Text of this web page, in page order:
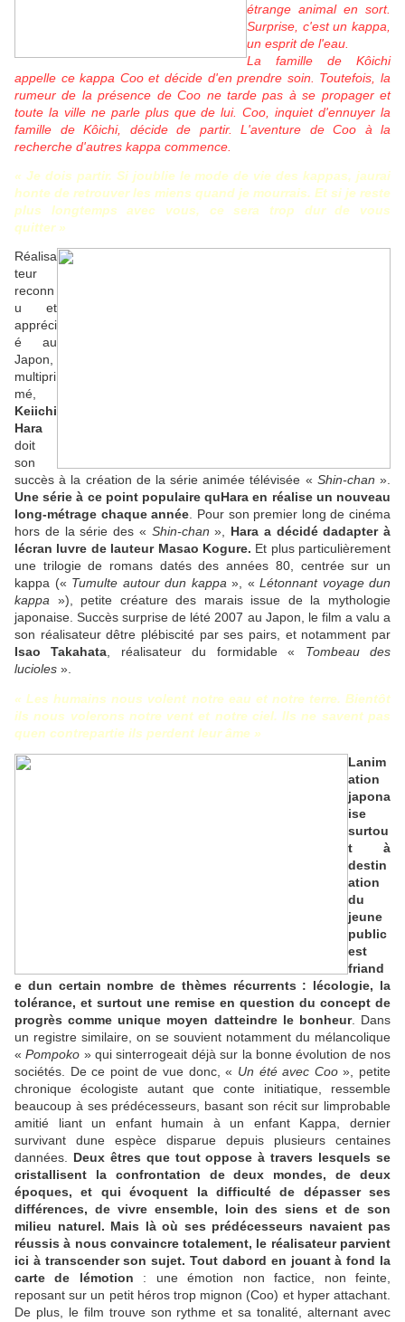
étrange animal en sort.
Surprise, c'est un kappa,
un esprit de l'eau.
La famille de Kôichi
appelle ce kappa Coo et décide d'en prendre soin. Toutefois, la
rumeur de la présence de Coo ne tarde pas à se propager et
toute la ville ne parle plus que de lui. Coo, inquiet d'ennuyer la
famille de Kôichi, décide de partir. L'aventure de Coo à la
recherche d'autres kappa commence.
« Je dois partir. Si joublie le mode de vie des kappas, jaurai
honte de retrouver les miens quand je mourrais. Et si je reste
plus longtemps avec vous, ce sera trop dur de vous
quitter »
Réalisa
teur
reconn
u et
appréci
é au
Japon,
multipri
mé,
Keiichi
Hara
doit
son
succès à la création de la série animée télévisée « Shin-chan ».
Une série à ce point populaire quHara en réalise un nouveau
long-métrage chaque année . Pour son premier long de cinéma
hors de la série des « Shin-chan », Hara a décidé dadapter à
lécran luvre de lauteur Masao Kogure. Et plus particulièrement
une trilogie de romans datés des années 80, centrée sur un
kappa (« Tumulte autour dun kappa », « Létonnant voyage dun
kappa »), petite créature des marais issue de la mythologie
japonaise. Succès surprise de lété 2007 au Japon, le film a valu a
son réalisateur dêtre plébiscité par ses pairs, et notamment par
Isao Takahata , réalisateur du formidable « Tombeau des
lucioles ».
« Les humains nous volent notre eau et notre terre. Bientôt
ils nous volerons notre vent et notre ciel. Ils ne savent pas
quen contrepartie ils perdent leur âme »
Lanim
ation
japona
ise 
surtou
t à
destin
ation
du
jeune
public 
est
friand
e dun certain nombre de thèmes récurrents : lécologie, la
tolérance, et surtout une remise en question du concept de
progrès comme unique moyen datteindre le bonheur. Dans
un registre similaire, on se souvient notamment du mélancolique
«Pompoko » qui sinterrogeait déjà sur la bonne évolution de nos
sociétés. De ce point de vue donc, « Un été avec Coo», petite
chronique écologiste autant que conte initiatique, ressemble
beaucoup à ses prédécesseurs, basant son récit sur limprobable
amitié liant un enfant humain à un enfant Kappa, dernier
survivant dune espèce disparue depuis plusieurs centaines
dannées. Deux êtres que tout oppose à travers lesquels se
cristallisent la confrontation de deux mondes, de deux
époques, et qui évoquent la difficulté de dépasser ses
différences, de vivre ensemble, loin des siens et de son
milieu naturel. Mais là où ses prédécesseurs navaient pas
réussis à nous convaincre totalement, le réalisateur parvient
ici à transcender son sujet. Tout dabord en jouant à fond la
carte de lémotion : une émotion non factice, non feinte,
reposant sur un petit héros trop mignon (Coo) et hyper attachant.
De plus, le film trouve son rythme et sa tonalité, alternant avec